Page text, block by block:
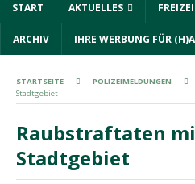
START AKTUELLES
ARCHIV IHRE WERBUNG FÜR
STARTSEITE POLIZEIMELDUNGEN
Stadtgebiet
Raubstraftaten
Stadtgebiet